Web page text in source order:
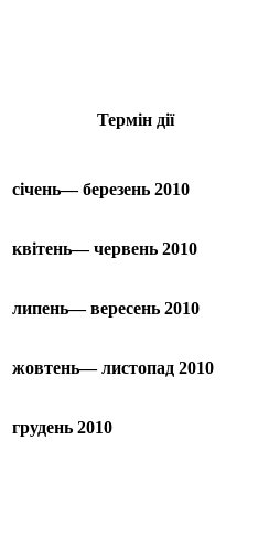
Термін дії
січень— березень 2010
квітень— червень 2010
липень— вересень 2010
жовтень— листопад 2010
грудень 2010